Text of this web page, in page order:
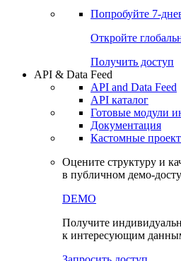
Попробуйте 7-
Откройте
Получить доступ
API & Data Feed
API and Data Feed
API каталог
Готовые модули
Документация
Кастомные
Оцените структуру и
в публичном демо-
DEMO
Получите
к интересующим